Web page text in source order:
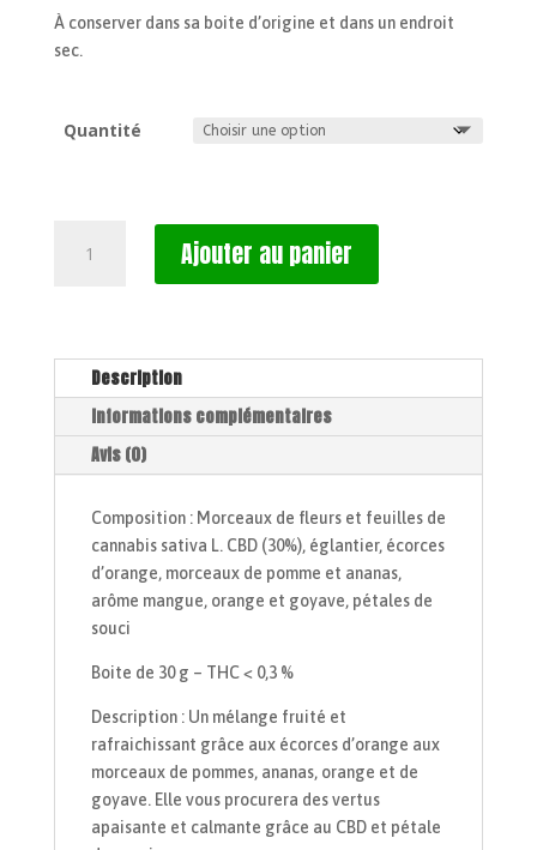
À conserver dans sa boite d’origine et dans un endroit
sec.
Quantité
Ajouter au panier
Description
Informations complémentaires
Avis (0)
Composition : Morceaux de fleurs et feuilles de
cannabis sativa L. CBD (30%), églantier, écorces
d’orange, morceaux de pomme et ananas,
arôme mangue, orange et goyave, pétales de
souci
Boite de 30 g – THC < 0,3 %
Description : Un mélange fruité et
rafraichissant grâce aux écorces d’orange aux
morceaux de pommes, ananas, orange et de
goyave. Elle vous procurera des vertus
apaisante et calmante grâce au CBD et pétale